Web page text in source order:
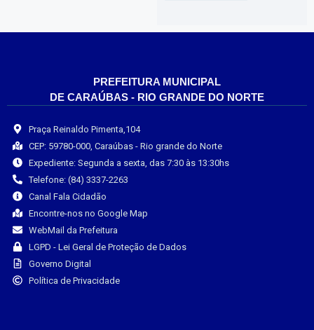
PREFEITURA MUNICIPAL
DE CARAÚBAS - RIO GRANDE DO NORTE
Praça Reinaldo Pimenta,104
CEP: 59780-000, Caraúbas - Rio grande do Norte
Expediente: Segunda a sexta, das 7:30 às 13:30hs
Telefone: (84) 3337-2263
Canal Fala Cidadão
Encontre-nos no Google Map
WebMail da Prefeitura
LGPD - Lei Geral de Proteção de Dados
Governo Digital
Política de Privacidade